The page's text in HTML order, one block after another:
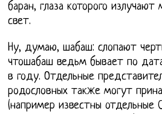
баран, глаза которого излучают
свет.
Ну, думаю, шабаш: слопают
чтошабаш ведьм бывает по
в году. Отдельные
родословных также могут
(например известны